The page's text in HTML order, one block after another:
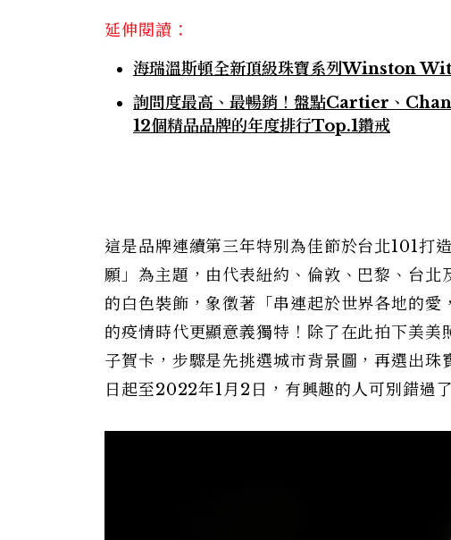
延伸閱讀：
海瑞溫斯頓全新頂級珠寶系列Winston
詢問度最高、最暢銷！盤點Cartier、
12個精品品牌的年度排行Top.1鑽戒
這是品牌連續第三年特別為佳節於台北101
願」為主題，由代表紐約、倫敦、巴黎、台
的白色裝飾，象徵著「串連起於世界各地的
的疫情時代更顯意義獨特！除了在此拍下美
子賀卡，步驟是先挑選城市背景圖，再選出
日起至2022年1月2日，有興趣的人可別錯過了